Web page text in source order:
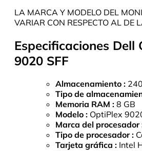
LA MARCA Y MODELO DEL
VARIAR CON RESPECTO AL DE
Especificaciones Dell
9020 SFF
Almacenamiento :
Tipo de
Memoria RAM : 8 GB
Modelo : OptiPlex
Marca del procesador
Tipo de procesador :
Tarjeta gráfica : Intel